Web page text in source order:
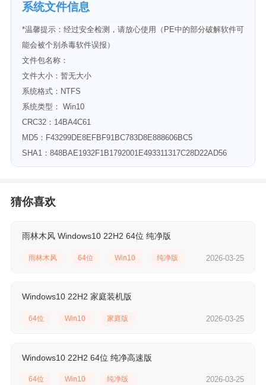
系统文件信息
*温馨提示：经过安全检测，请放心使用（PE中的部分破解软件可
能会被个别杀毒软件误报）
文件包名称：
文件大小：暂无大小
系统格式：NTFS
系统类型： Win10
CRC32：14BA4C61
MD5：F43299DE8EFBF91BC783D8E888606BC5
SHA1：848BAE1932F1B1792001E493311317C28D22AD56
猜你喜欢
雨林木风 Windows10 22H2 64位 纯净版
雨林木风 64位 Win10 纯净版 2026-03-25
Windows10 22H2 家庭装机版
64位 Win10 家庭版 2026-03-25
Windows10 22H2 64位 纯净高速版
64位 Win10 纯净版 2026-03-25